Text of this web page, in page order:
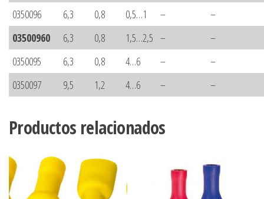
0350096
6,3 0,8 0,5…1 –
–
03500960
6,3 0,8 1,5…2,5 –
–
0350095
6,3 0,8 4…6 –
–
0350097
9,5 1,2 4…6 – –
Productos relacionados